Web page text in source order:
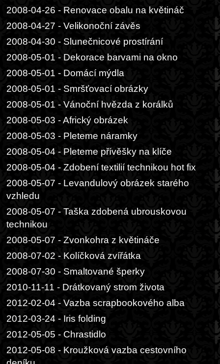
2008-04-26 - Renovace obalu na květináč
2008-04-27 - Velikonoční závěs
2008-04-30 - Slunečnicové prostírání
2008-05-01 - Dekorace barvami na okno
2008-05-01 - Domácí mýdla
2008-05-01 - Smršťovací obrázky
2008-05-01 - Vánoční hvězda z korálků
2008-05-03 - Africký obrázek
2008-05-03 - Pleteme náramky
2008-05-04 - Pleteme přívěšky na klíče
2008-05-04 - Zdobení textilií technikou hot fix
2008-05-07 - Levandulový obrázek starého
vzhledu
2008-05-07 - Taška zdobená ubrouskovou
technikou
2008-05-07 - Zvonkohra z květináče
2008-07-02 - Kolíčková zvířátka
2008-07-30 - Smaltované šperky
2010-11-11 - Drátkovaný strom života
2012-02-04 - Vazba scrapbookového alba
2012-03-24 - Iris folding
2012-05-05 - Chrastidlo
2012-05-08 - Kroužková vazba cestovního